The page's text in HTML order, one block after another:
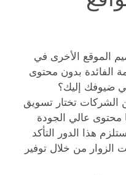
الموقع الأخرى في
الفائدة بدون محتوى
ضيوفك إليك؟
الشركات تختار تسويق
محتوى عالي الجودة
هذا الدور التأكد
من خلال توفير